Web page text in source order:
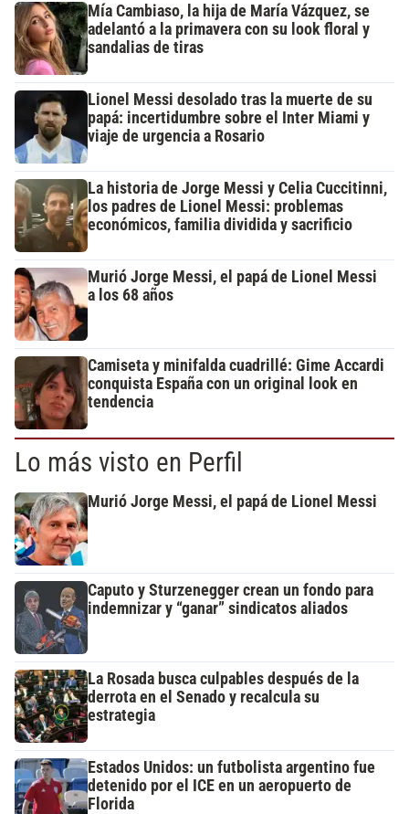
Mía Cambiaso, la hija de María Vázquez, se
adelantó a la primavera con su look floral y
sandalias de tiras
Lionel Messi desolado tras la muerte de su
papá: incertidumbre sobre el Inter Miami y
viaje de urgencia a Rosario
La historia de Jorge Messi y Celia Cuccitinni,
los padres de Lionel Messi: problemas
económicos, familia dividida y sacrificio
Murió Jorge Messi, el papá de Lionel Messi
a los 68 años
Camiseta y minifalda cuadrillé: Gime Accardi
conquista España con un original look en
tendencia
Lo más visto en Perfil
Murió Jorge Messi, el papá de Lionel Messi
Caputo y Sturzenegger crean un fondo para
indemnizar y “ganar” sindicatos aliados
La Rosada busca culpables después de la
derrota en el Senado y recalcula su
estrategia
Estados Unidos: un futbolista argentino fue
detenido por el ICE en un aeropuerto de
Florida